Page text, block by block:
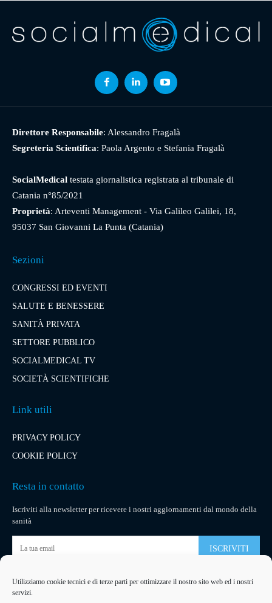
Utilizziamo cookie tecnici e di terze parti per ottimizzare il nostro sito web ed i nostri
servizi.
Direttore Responsabile: Alessandro Fragalà
Segreteria Scientifica: Paola Argento e Stefania Fragalà
SocialMedical testata giornalistica registrata al tribunale di
Catania n°85/2021
Proprietà: Arteventi Management - Via Galileo Galilei, 18,
95037 San Giovanni La Punta (Catania)
Sezioni
CONGRESSI ED EVENTI
SALUTE E BENESSERE
SANITÀ PRIVATA
SETTORE PUBBLICO
SOCIALMEDICAL TV
SOCIETÀ SCIENTIFICHE
Link utili
PRIVACY POLICY
COOKIE POLICY
Resta in contatto
Iscriviti alla newsletter per ricevere i nostri aggiornamenti dal mondo della
sanità
ISCRIVITI
Pubblicità